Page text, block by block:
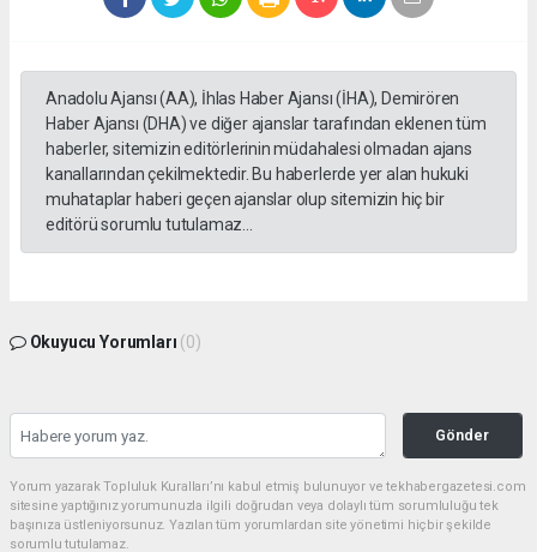
Anadolu Ajansı (AA), İhlas Haber Ajansı (İHA), Demirören
Haber Ajansı (DHA) ve diğer ajanslar tarafından eklenen tüm
haberler, sitemizin editörlerinin müdahalesi olmadan ajans
kanallarından çekilmektedir. Bu haberlerde yer alan hukuki
muhataplar haberi geçen ajanslar olup sitemizin hiç bir
editörü sorumlu tutulamaz...
Okuyucu Yorumları (0)
Gönder
Yorum yazarak Topluluk Kuralları’nı kabul etmiş bulunuyor ve tekhabergazetesi.com
sitesine yaptığınız yorumunuzla ilgili doğrudan veya dolaylı tüm sorumluluğu tek
başınıza üstleniyorsunuz. Yazılan tüm yorumlardan site yönetimi hiçbir şekilde
sorumlu tutulamaz.